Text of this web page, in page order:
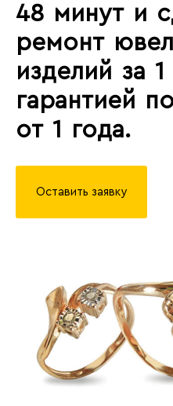
48 минут и
ремонт
изделий за
гарантией
от 1 года.
Оставить заявку